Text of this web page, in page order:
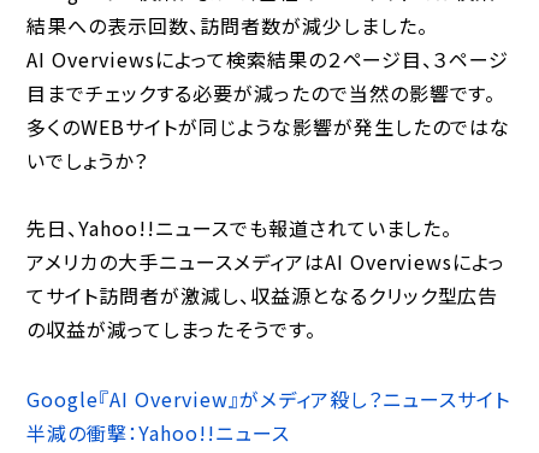
結果への表示回数、訪問者数が減少しました。
AI Overviewsによって検索結果の２ページ目、３ページ
目までチェックする必要が減ったので当然の影響です。
多くのWEBサイトが同じような影響が発生したのではな
いでしょうか？
先日、Yahoo!!ニュースでも報道されていました。
アメリカの大手ニュースメディアはAI Overviewsによっ
てサイト訪問者が激減し、収益源となるクリック型広告
の収益が減ってしまったそうです。
Google『AI Overview』がメディア殺し？ニュースサイト
半減の衝撃：Yahoo!!ニュース